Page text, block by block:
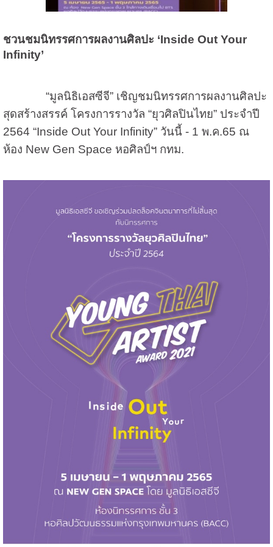
ชวนชมนิทรรศการผลงานศิลปะ ‘Inside Out Your
Infinity’
“มูลนิธิเอสซีจี” เชิญชมนิทรรศการผลงานศิลปะ
สุดสร้างสรรค์ โครงการรางวัล “ยุวศิลปินไทย” ประจำปี
2564 “Inside Out Your Infinity” วันนี้ - 1 พ.ค.65 ณ
ห้อง New Gen Space หอศิลป์ฯ กทม.